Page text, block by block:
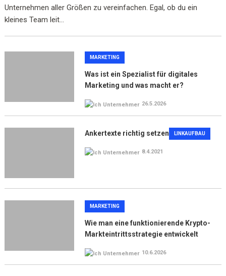
Unternehmen aller Größen zu vereinfachen. Egal, ob du ein
kleines Team leit...
MARKETING
Was ist ein Spezialist für digitales
Marketing und was macht er?
26.5.2026
LINKAUFBAU
Ankertexte richtig setzen
8.4.2021
MARKETING
Wie man eine funktionierende Krypto-
Markteintrittsstrategie entwickelt
10.6.2026